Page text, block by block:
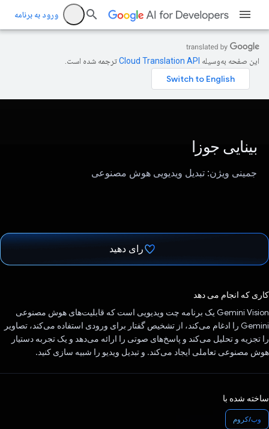
ورود به برنامه
این صفحه به‌وسیله ترجمه شده است.
بینایی جوزا
جمینی ویژن: تبدیل ویدیویی هوش مصنوعی
رای دهید
کاری که انجام می دهد
Gemini Vision یک برنامه چت ویدیویی است که قابلیت‌های هوش مصنوعی
Gemini را ادغام می‌کند، از تشخیص گفتار برای ورودی استفاده می‌کند، تصاویر
را تجزیه و تحلیل می‌کند و پاسخ‌های صوتی را ارائه می‌دهد و یک تجربه دستیار
هوش مصنوعی تعاملی ایجاد می‌کند. و تبدیل ویدیو را شبیه سازی کنید.
ساخته شده با
وب/کروم